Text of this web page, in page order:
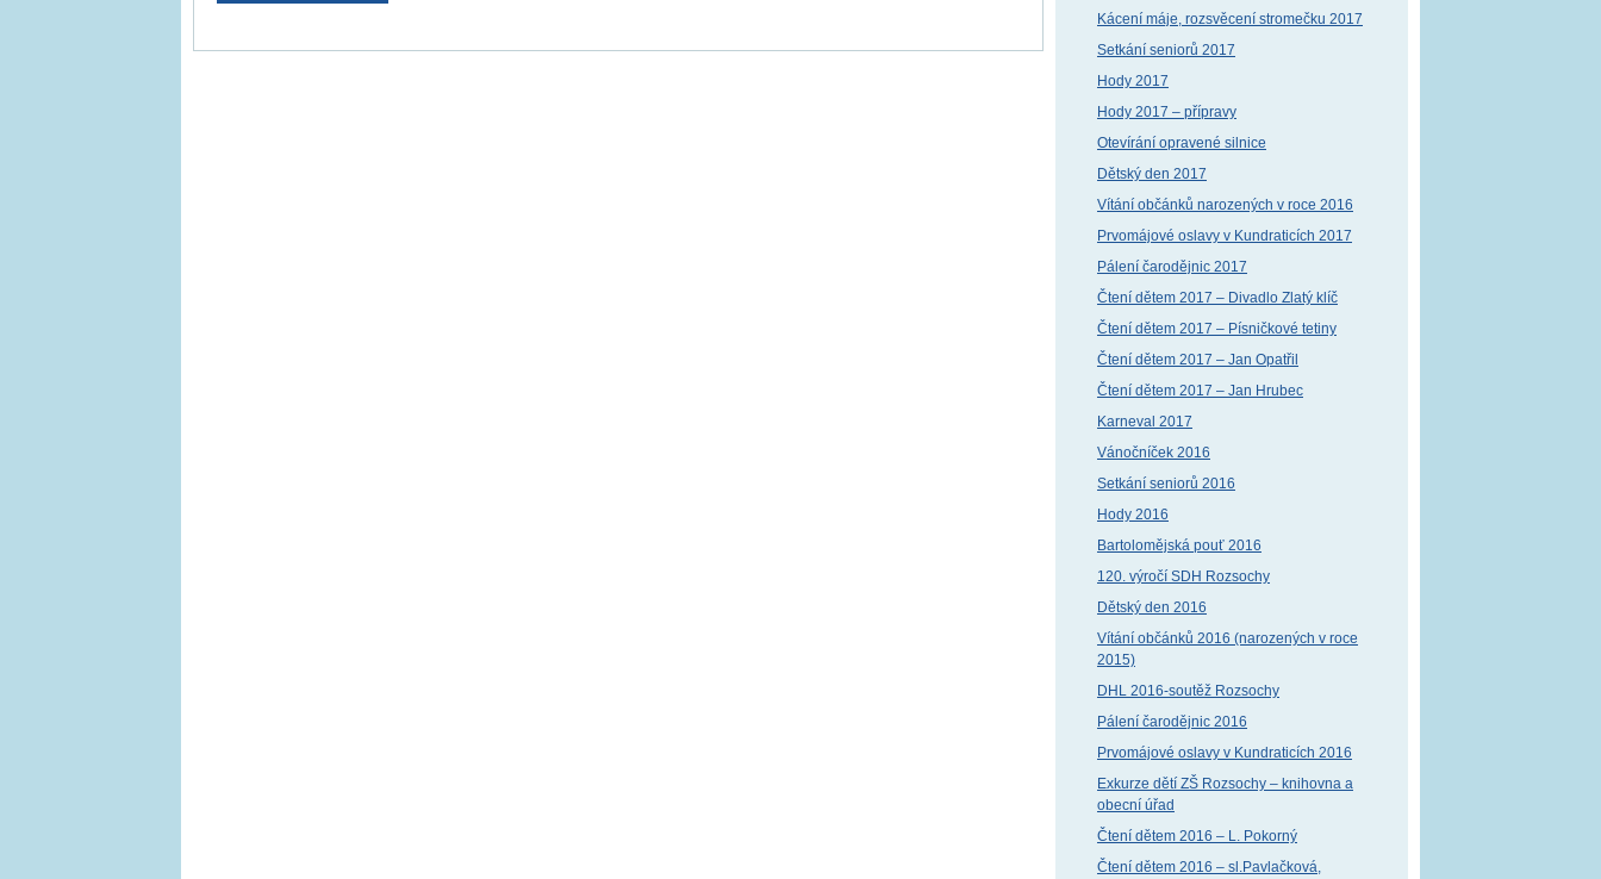
Kácení máje, rozsvěcení stromečku 2017
Setkání seniorů 2017
Hody 2017
Hody 2017 – přípravy
Otevírání opravené silnice
Dětský den 2017
Vítání občánků narozených v roce 2016
Prvomájové oslavy v Kundraticích 2017
Pálení čarodějnic 2017
Čtení dětem 2017 – Divadlo Zlatý klíč
Čtení dětem 2017 – Písničkové tetiny
Čtení dětem 2017 – Jan Opatřil
Čtení dětem 2017 – Jan Hrubec
Karneval 2017
Vánočníček 2016
Setkání seniorů 2016
Hody 2016
Bartolomějská pouť 2016
120. výročí SDH Rozsochy
Dětský den 2016
Vítání občánků 2016 (narozených v roce
2015)
DHL 2016-soutěž Rozsochy
Pálení čarodějnic 2016
Prvomájové oslavy v Kundraticích 2016
Exkurze dětí ZŠ Rozsochy – knihovna a
obecní úřad
Čtení dětem 2016 – L. Pokorný
Čtení dětem 2016 – sl.Pavlačková,